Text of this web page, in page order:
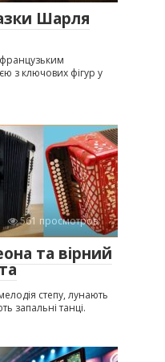
Шарля
з ключових фігур у
561 просмотров
та вірний
степу, лунають
запальні танці.